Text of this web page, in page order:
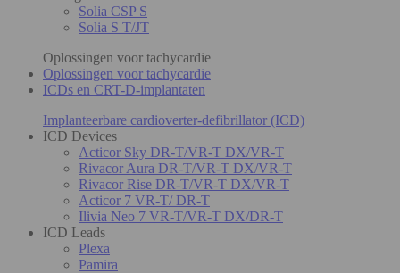
Solia CSP S
Solia S T/JT
Oplossingen voor tachycardie
Oplossingen voor tachycardie
ICDs en CRT-D-implantaten
Implanteerbare cardioverter-defibrillator (ICD)
ICD Devices
Acticor Sky DR-T/VR-T DX/VR-T
Rivacor Aura DR-T/VR-T DX/VR-T
Rivacor Rise DR-T/VR-T DX/VR-T
Acticor 7 VR-T/ DR-T
Ilivia Neo 7 VR-T/VR-T DX/DR-T
ICD Leads
Plexa
Pamira